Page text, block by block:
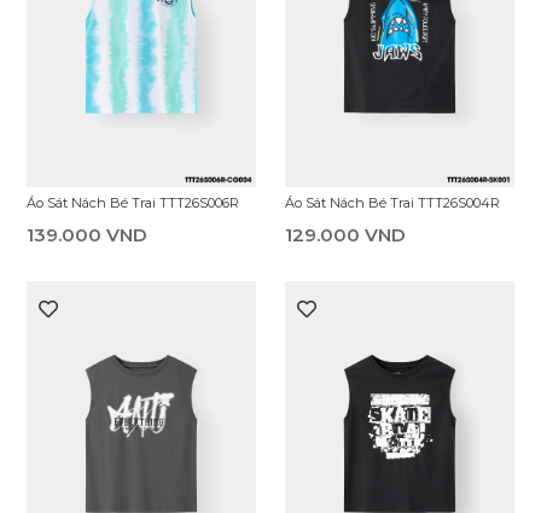
Áo Sát Nách Bé Trai TTT26S006R
139.000 VND
Áo Sát Nách Bé Trai TTT26S004R
129.000 VND